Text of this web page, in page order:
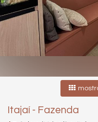
Itajaí - Fazenda